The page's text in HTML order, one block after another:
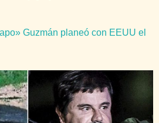
Guzmán planeó con EEUU el